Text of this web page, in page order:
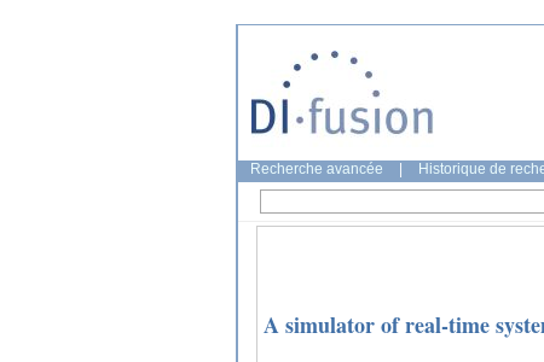
Recherche avancée Historique de
A simulator of real-time